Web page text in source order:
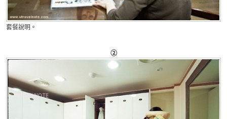
套餐說明。
②